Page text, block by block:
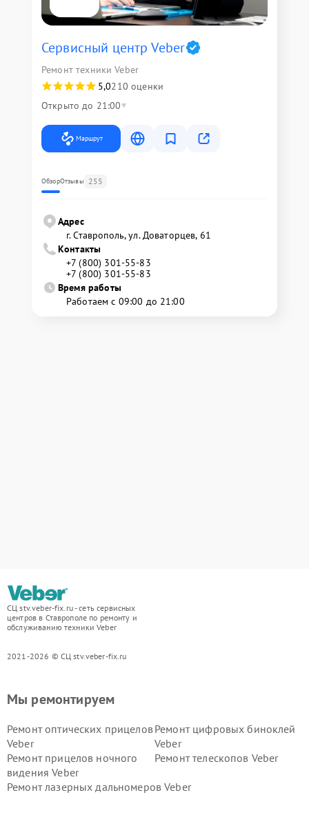
Сервисный центр Veber
Ремонт техники Veber
5,0210 оценки
Открыто до 21:00
Маршрут
ОбзорОтзывы 255
Адрес
г. Ставрополь, ул. Доваторцев, 61
Контакты
+7 (800) 301-55-83
+7 (800) 301-55-83
Время работы
Работаем с 09:00 до 21:00
СЦ stv.veber-fix.ru - сеть сервисных
центров в Ставрополе по ремонту и
обслуживанию техники Veber
2021-2026 © СЦ stv.veber-fix.ru
Мы ремонтируем
Ремонт оптических прицелов
Veber
Ремонт цифровых биноклей
Veber
Ремонт прицелов ночного
видения Veber
Ремонт телескопов Veber
Ремонт лазерных дальномеров Veber